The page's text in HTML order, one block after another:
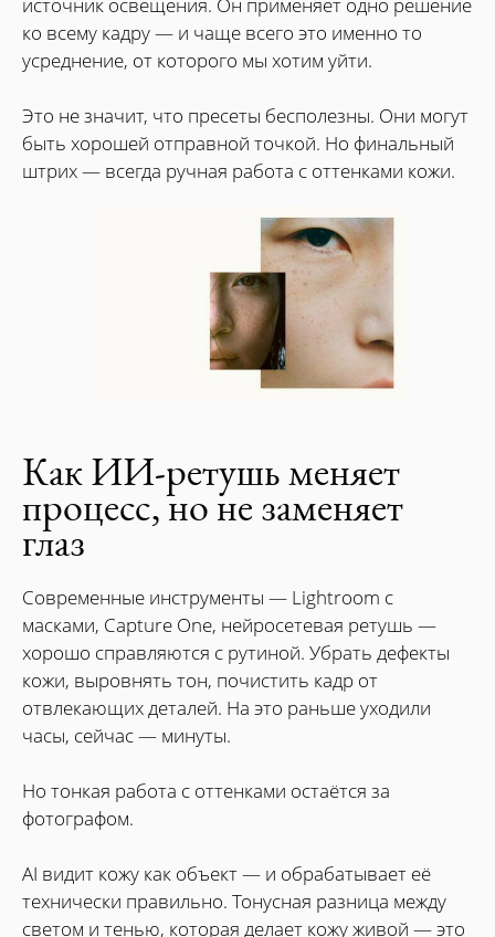
ко всему кадру — и чаще всего это именно то
усреднение, от которого мы хотим уйти.
Это не значит, что пресеты бесполезны. Они могут
быть хорошей отправной точкой. Но финальный
штрих — всегда ручная работа с оттенками кожи.
Как ИИ-ретушь меняет
процесс, но не заменяет
глаз
Современные инструменты — Lightroom с
масками, Capture One, нейросетевая ретушь —
хорошо справляются с рутиной. Убрать дефекты
кожи, выровнять тон, почистить кадр от
отвлекающих деталей. На это раньше уходили
часы, сейчас — минуты.
Но тонкая работа с оттенками остаётся за
фотографом.
AI видит кожу как объект — и обрабатывает её
технически правильно. Тонусная разница между
светом и тенью, которая делает кожу живой — это